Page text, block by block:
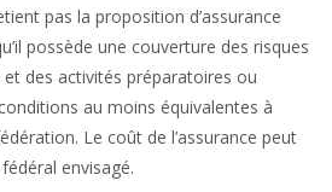
pas la proposition d’assurance
possède une couverture des risques
des activités préparatoires ou
au moins équivalentes à
Le coût de l’assurance peut
envisagé.